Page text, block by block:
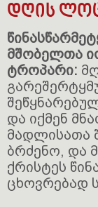
დღის
მშობელთა
ტროპარი:
და იქმენ
მადლისათა
ბრძენო, და
ქრისტეს
ცხოვრებად